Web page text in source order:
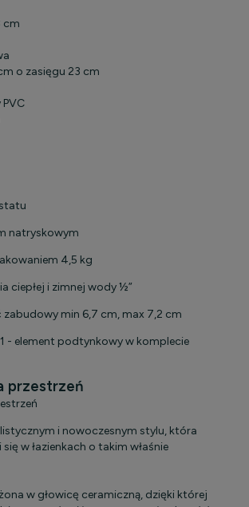
cm
o zasięgu 23 cm
natryskowym
4,5 kg
ciepłej i zimnej wody ½”
zabudowy min 6,7 cm, max 7,2 cm
- element podtynkowy w komplecie
przestrzeń
i nowoczesnym stylu, która
w łazienkach o takim właśnie
w głowicę ceramiczną, dzięki której